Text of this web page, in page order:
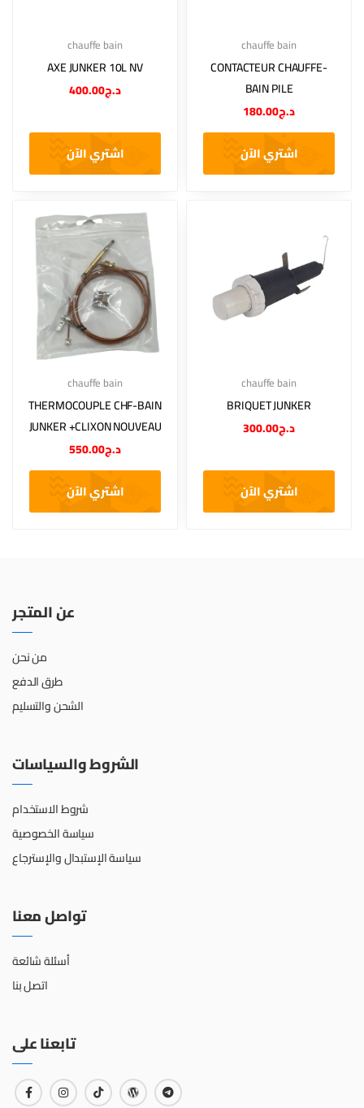
chauffe bain
AXE JUNKER 10L NV
د.ج400.00
اشتري الآن
chauffe bain
CONTACTEUR CHAUFFE-
BAIN PILE
د.ج180.00
اشتري الآن
chauffe bain
THERMOCOUPLE CHF-BAIN
JUNKER +CLIXON NOUVEAU
د.ج550.00
اشتري الآن
chauffe bain
BRIQUET JUNKER
د.ج300.00
اشتري الآن
عن المتجر
من نحن
طرق الدفع
الشحن والتسليم
الشروط والسياسات
شروط الاستخدام
سياسة الخصوصية
سياسة الإستبدال والإسترجاع
تواصل معنا
أسئلة شائعة
اتصل بنا
تابعنا على